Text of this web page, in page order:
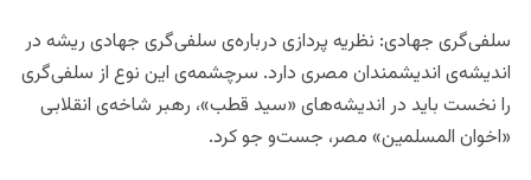
سلفی‌گری جهادی: نظریه پردازی درباره‌ی سلفی‌گری جهادی ریشه در
اندیشه‌ی اندیشمندان مصری دارد. سرچشمه‌ی این نوع از سلفی‌گری
را نخست باید در اندیشه‌های «سید قطب»، رهبر شاخه‌ی انقلابی
«اخوان المسلمین» مصر، جست‌و جو کرد.